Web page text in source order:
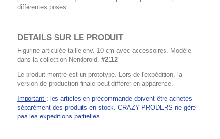
différentes poses.
DETAILS SUR LE PRODUIT
Figurine articulée taille env. 10 cm avec accessoires. Modèle
dans la collection Nendoroid. #2112
Le produit montré est un prototype. Lors de l'expédition, la
version de production finale peut différer en apparence.
Important : les articles en précommande doivent être achetés
séparément des produits en stock. CRAZY PRODERS ne gère
pas les expéditions partielles.